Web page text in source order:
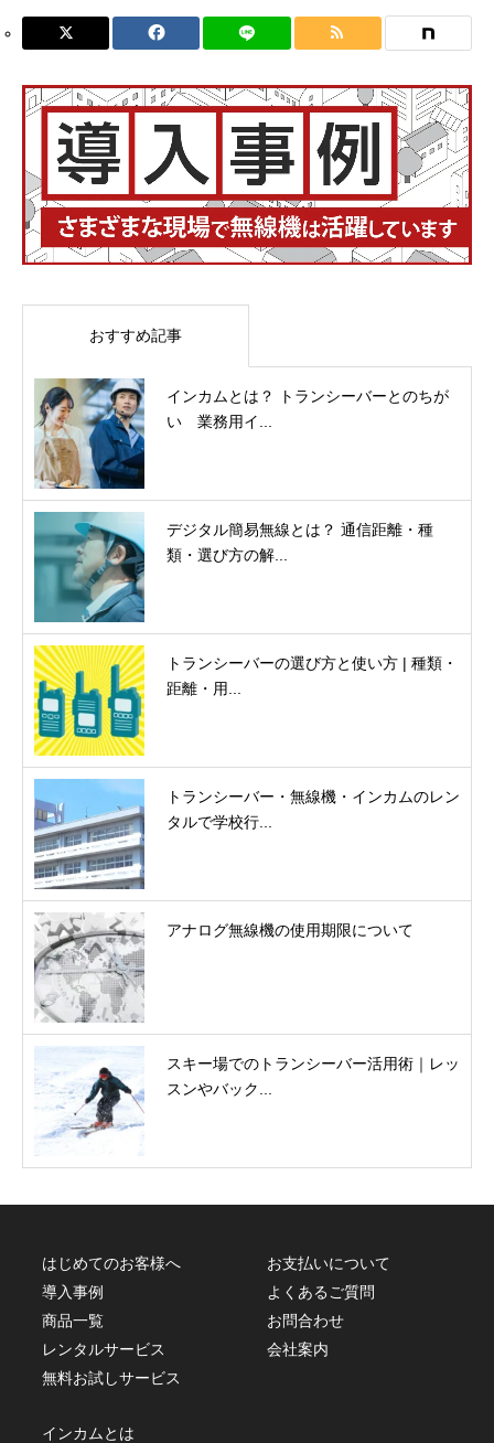
おすすめ記事
インカムとは？ トランシーバーとのちが
い 業務用イ...
デジタル簡易無線とは？ 通信距離・種
類・選び方の解...
トランシーバーの選び方と使い方 | 種類・
距離・用...
トランシーバー・無線機・インカムのレン
タルで学校行...
アナログ無線機の使用期限について
スキー場でのトランシーバー活用術｜レッ
スンやバック...
はじめてのお客様へ
導入事例
商品一覧
レンタルサービス
無料お試しサービス
お支払いについて
よくあるご質問
お問合わせ
会社案内
インカムとは